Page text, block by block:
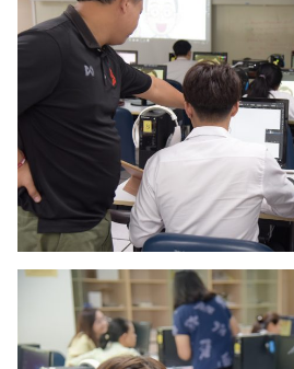
Search
for: